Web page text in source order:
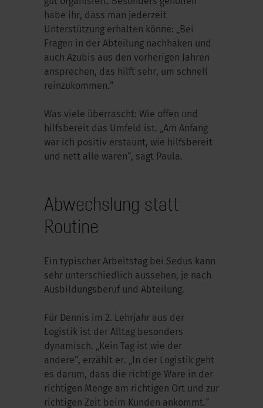
habe ihr, dass man jederzeit
Unterstützung erhalten könne: „Bei
Fragen in der Abteilung nachhaken und
auch Azubis aus den vorherigen Jahren
ansprechen, das hilft sehr, um schnell
reinzukommen.“
Was viele überrascht: Wie offen und
hilfsbereit das Umfeld ist. „Am Anfang
war ich positiv erstaunt, wie hilfsbereit
und nett alle waren“, sagt Paula.
Abwechslung statt
Routine
Ein typischer Arbeitstag bei Sedus kann
sehr unterschiedlich aussehen, je nach
Ausbildungsberuf und Abteilung.
Für Dennis im 2. Lehrjahr aus der
Logistik ist der Alltag besonders
dynamisch. „Kein Tag ist wie der
andere“, erzählt er. „In der Logistik geht
es darum, dass die richtige Ware in der
richtigen Menge am richtigen Ort und zur
richtigen Zeit beim Kunden ankommt.“